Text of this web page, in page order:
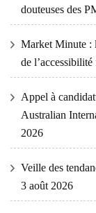
douteuses des
Market Minute :
de
Appel à
Australian
2026
Veille des
3 août 2026